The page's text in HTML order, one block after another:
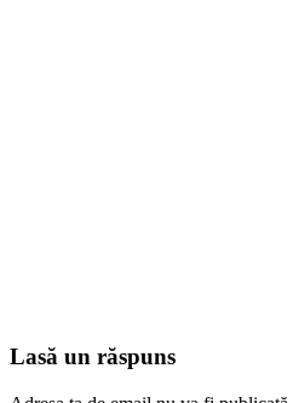
Lasă un răspuns